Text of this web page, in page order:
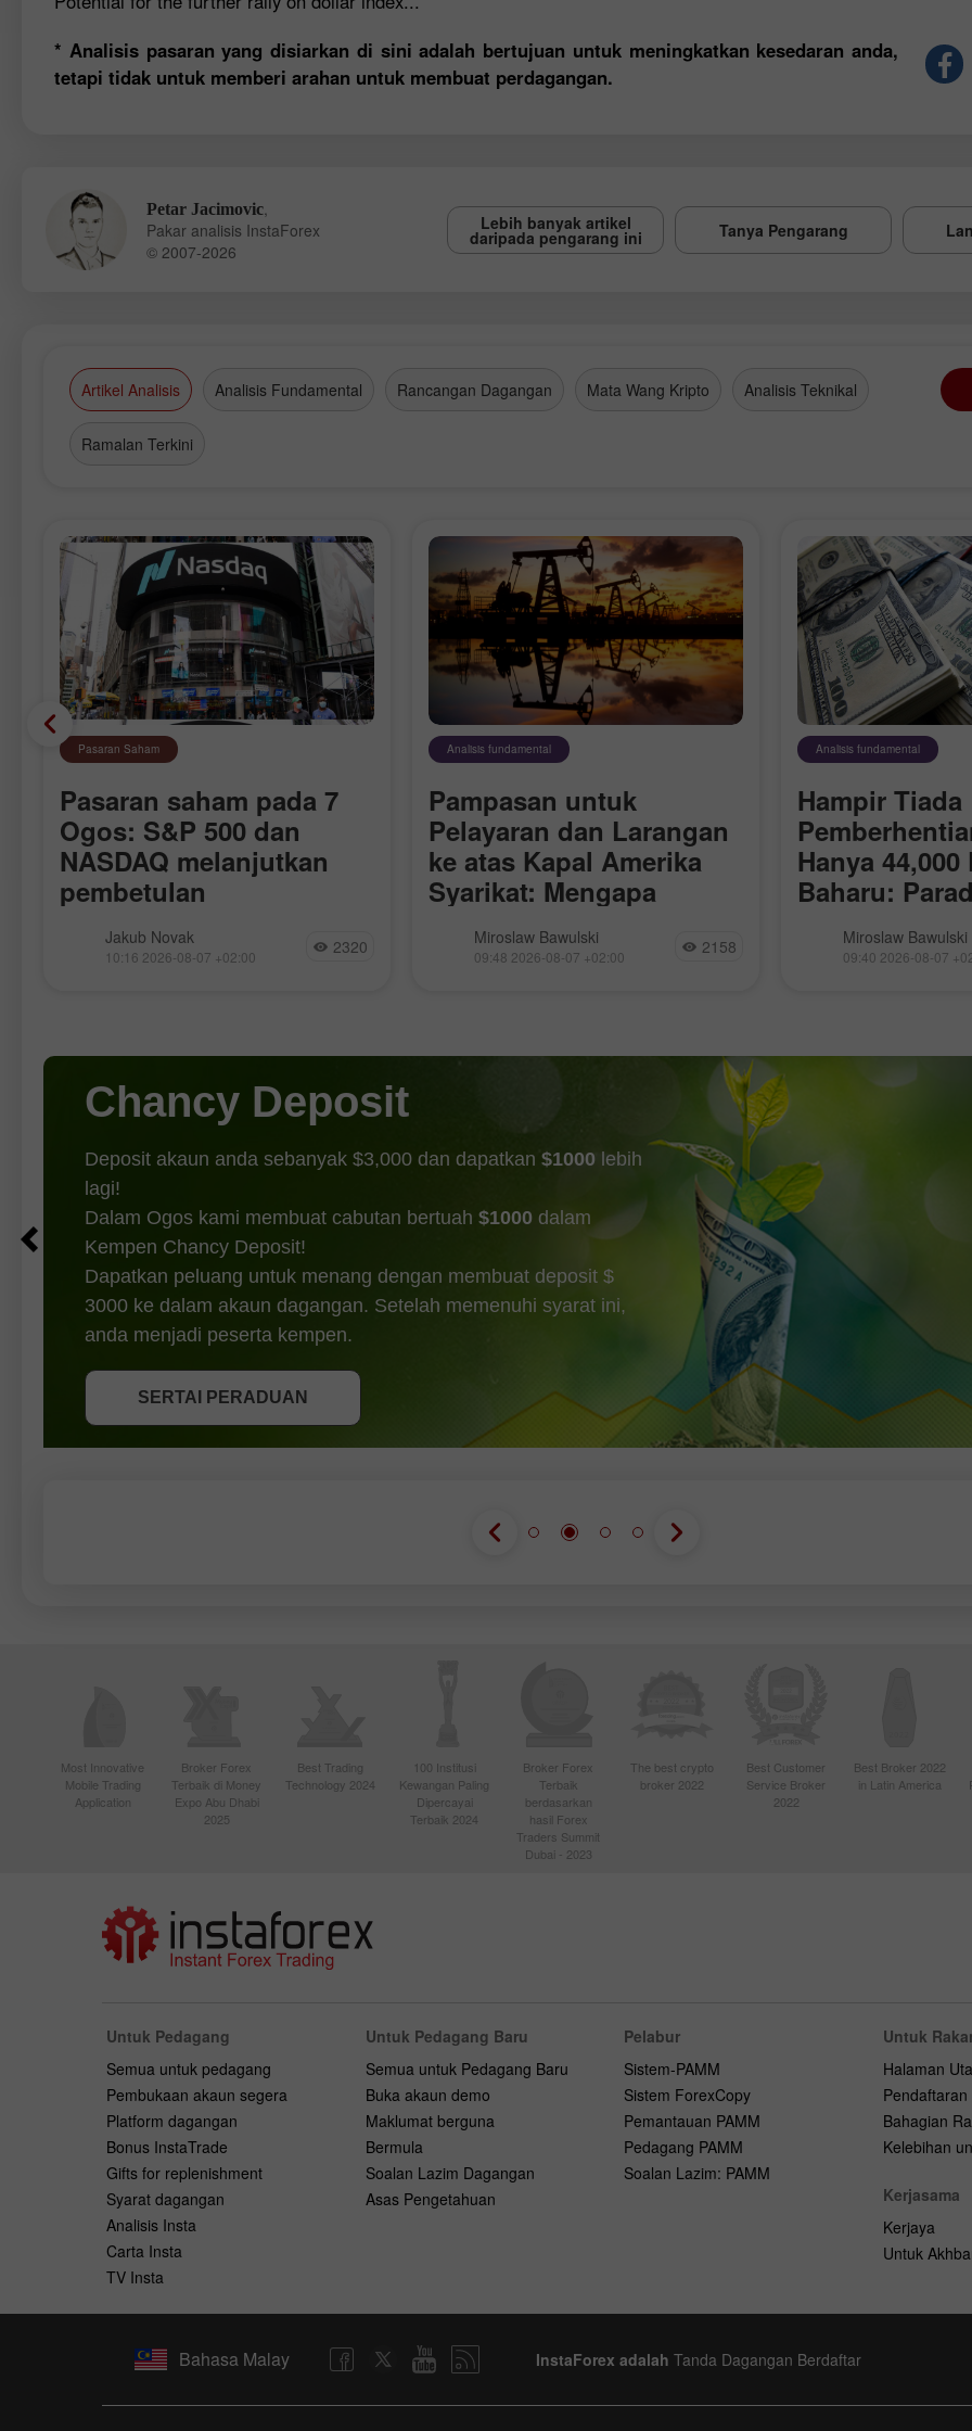
* Analisis pasaran yang disiarkan di sini adalah bertujuan untuk meningkatkan kesedaran anda,
tetapi tidak untuk memberi arahan untuk membuat perdagangan.
Petar Jacimovic
Pakar analisis InstaForex
© 2007-2026
Lebih banyak artikel
daripada pengarang ini Tanya Pengarang
Artikel Analisis Analisis Fundamental Rancangan Dagangan Mata Wang Kripto Analisis Teknikal
Ramalan Terkini
Pasaran Saham
Pasaran saham pada 7
Ogos: S&P 500 dan
NASDAQ melanjutkan
pembetulan
Semalam, pasaran saham ditutup lebih
rendah. Indeks S&P 500 susut 1.01%,
Jakub Novak
10:16 2026-08-07 +02:00 2320
Analisis fundamental
Pampasan untuk
Pelayaran dan Larangan
ke atas Kapal Amerika
Syarikat: Mengapa
Perjanjian Hormuz Tidak
Akan Membuka Selat
Harga minyak naik semalam susulan
laporan agensi berita Iran bahawa
(penanda aras minyak mentah)
Miroslaw Bawulski
09:48 2026-08-07 +02:00 2158
Analisis fundamental
Hampir Tiada
Hanya 44,000
Baharu:
Pasaran
Dolar bertindak
berita bahawa
kepada 198,000.
Miroslaw Bawulski
09:40 2026-08-07
SERTAI PERADUAN
Chancy Deposit
Deposit akaun anda sebanyak $3,000 dan dapatkan $1000 lebih
lagi!
Dalam Ogos kami membuat cabutan bertuah $1000 dalam
Kempen Chancy Deposit!
Dapatkan peluang untuk menang dengan membuat deposit $
3000 ke dalam akaun dagangan. Setelah memenuhi syarat ini,
anda menjadi peserta kempen.
SERTAI PERADUAN
SERTAI PERADUAN
DAPATKAN BONUS
Buka Akaun
Demo
Buka Akaun
Sebenar
Most Innovative
Mobile Trading
Application
Broker Forex
Terbaik di Money
Expo Abu Dhabi
2025
Best Trading
Technology 2024
100 Institusi
Kewangan Paling
Dipercayai
Terbaik 2024
Broker Forex
Terbaik
berdasarkan
hasil Forex
Traders Summit
Dubai - 2023
The best crypto
broker 2022
Best Customer
Service Broker
2022
Best Broker 2022
in Latin America
Untuk Pedagang
Semua untuk pedagang
Pembukaan akaun segera
Platform dagangan
Bonus InstaTrade
Gifts for replenishment
Syarat dagangan
Analisis Insta
Carta Insta
TV Insta
Untuk Pedagang Baru
Semua untuk Pedagang Baru
Buka akaun demo
Maklumat berguna
Bermula
Soalan Lazim Dagangan
Asas Pengetahuan
Pelabur
Sistem-PAMM
Sistem ForexCopy
Pemantauan PAMM
Pedagang PAMM
Soalan Lazim: PAMM
Untuk
Halaman
Pendaftaran
Bahagian
Kelebihan
Kerjasama
Kerjaya
Untuk
Bahasa Malay InstaForex adalah Tanda Dagangan Berdaftar